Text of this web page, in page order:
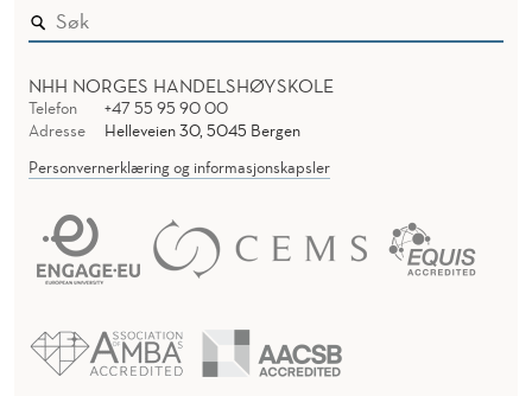
NHH NORGES HANDELSHØYSKOLE
Telefon
+47 55 95 90 00
Adresse
Helleveien 30, 5045 Bergen
Personvernerklæring og informasjonskapsler